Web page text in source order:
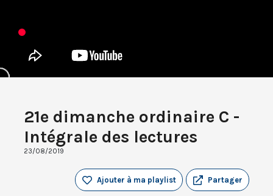
21e dimanche ordinaire C -
Intégrale des lectures
23/08/2019
Partager
Ajouter à ma playlist